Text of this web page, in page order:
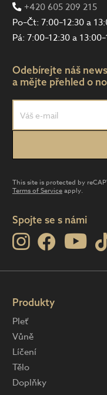
+420 605 209 215
Po–Čt: 7:00–12:30 a
Pá: 7:00–12:30 a
Odebírejte náš
a mějte přehled o
This site is protected by
Terms of Serviceapply.
Spojte se s námi
Produkty
Pleť
Vůně
Líčení
Tělo
Doplňky